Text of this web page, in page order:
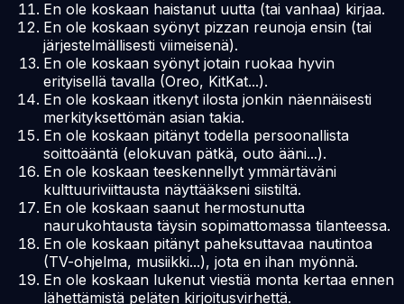
En ole koskaan haistanut uutta (tai vanhaa) kirjaa.
En ole koskaan syönyt pizzan reunoja ensin (tai
järjestelmällisesti viimeisenä).
En ole koskaan syönyt jotain ruokaa hyvin
erityisellä tavalla (Oreo, KitKat...).
En ole koskaan itkenyt ilosta jonkin näennäisesti
merkityksettömän asian takia.
En ole koskaan pitänyt todella persoonallista
soittoääntä (elokuvan pätkä, outo ääni...).
En ole koskaan teeskennellyt ymmärtäväni
kulttuuriviittausta näyttääkseni siistiltä.
En ole koskaan saanut hermostunutta
naurukohtausta täysin sopimattomassa tilanteessa.
En ole koskaan pitänyt paheksuttavaa nautintoa
(TV-ohjelma, musiikki...), jota en ihan myönnä.
En ole koskaan lukenut viestiä monta kertaa ennen
lähettämistä peläten kirjoitusvirhettä.